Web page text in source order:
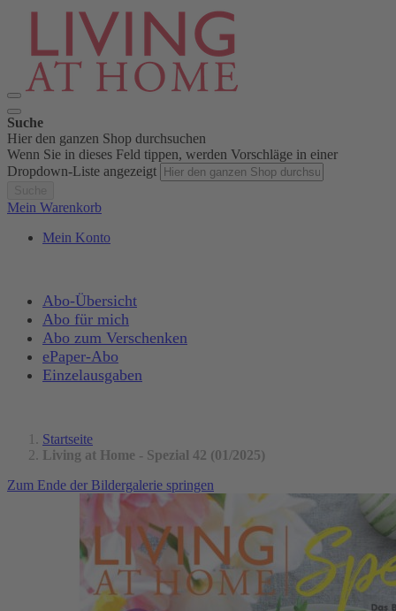
Suche
Hier den ganzen Shop durchsuchen
Wenn Sie in dieses Feld tippen, werden Vorschläge in einer
Dropdown-Liste angezeigt
Mein Warenkorb
Mein Konto
Abo-Übersicht
Abo für mich
Abo zum Verschenken
ePaper-Abo
Einzelausgaben
Startseite
Living at Home - Spezial 42 (01/2025)
Zum Ende der Bildergalerie springen